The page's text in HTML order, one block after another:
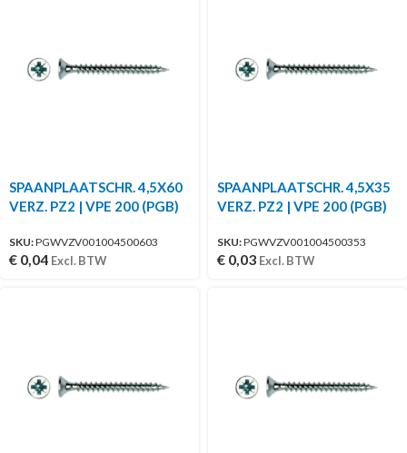
SPAANPLAATSCHR. 4,5X60
VERZ. PZ2 | VPE 200 (PGB)
SKU:PGWVZV001004500603
€ 0,04 Excl. BTW
SPAANPLAATSCHR. 4,5X35
VERZ. PZ2 | VPE 200 (PGB)
SKU:PGWVZV001004500353
€ 0,03 Excl. BTW